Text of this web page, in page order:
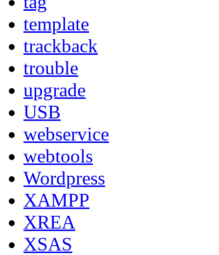
template
trackback
trouble
upgrade
USB
webservice
webtools
Wordpress
XAMPP
XREA
XSAS